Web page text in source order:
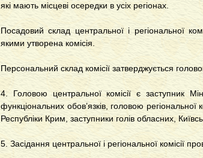
які мають місцеві осередки в усіх регіонах.
Посадовий склад центральної і регіональної
якими утворена комісія.
Персональний склад комісії затверджується
4. Головою центральної комісії є заступник
функціональних обов’язків, головою
Республіки Крим, заступники голів обласних,
5. Засідання центральної і регіональної комісії